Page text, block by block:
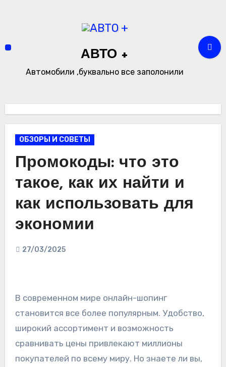
АВТО +
Автомобили ,буквально все заполонили
ОБЗОРЫ И СОВЕТЫ
Промокоды: что это
такое, как их найти и
как использовать для
экономии
27/03/2025
В современном мире онлайн-шопинг
становится все более популярным. Удобство,
широкий ассортимент и возможность
сравнивать цены привлекают миллионы
покупателей по всему миру. Но знаете ли вы,